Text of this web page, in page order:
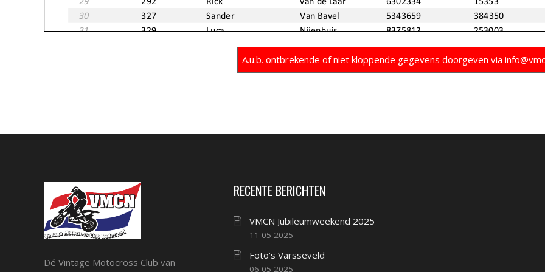
A.u.b. ontbrekende of niet kloppende gegevens doorgeven via
Dé Vintage Motocross Club van
RECENTE BERICHTEN
VMCN Jubileumweekend 2025
11-05-2025
Foto’s Varsseveld
06-05-2025